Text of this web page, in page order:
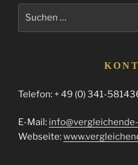
Telefon: + 49 (0) 341-
E-Mail:
Webseite: